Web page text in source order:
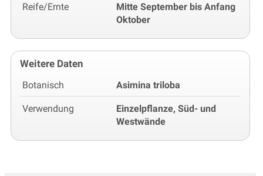
Reife/Ernte
Mitte September bis Anfang
Oktober
Weitere Daten
Botanisch Asimina triloba
Verwendung
Einzelpflanze, Süd- und
Westwände